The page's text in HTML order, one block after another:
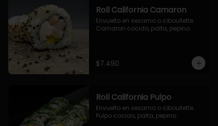
Roll California Camaron
Envuelto en sesamo o ciboullette.
Camaron cocido, palta, pepino.
$7.490
Roll California Pulpo
Envuelto en sesamo o ciboullette.
Pulpo cocido, palta, pepino.